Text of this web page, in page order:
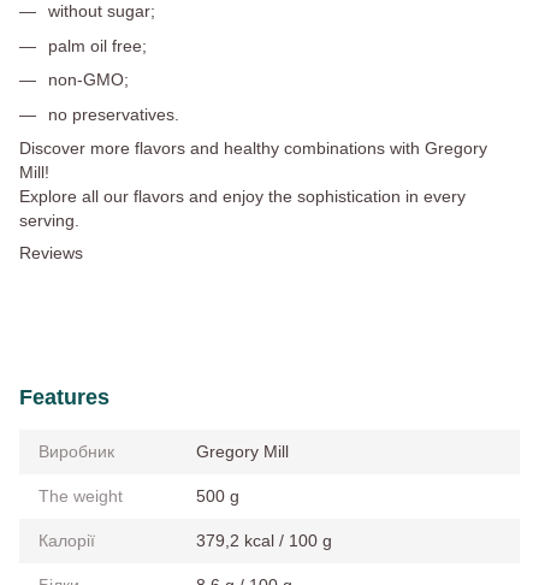
without sugar;
palm oil free;
non-GMO;
no preservatives.
Discover more flavors and healthy combinations with Gregory
Mill!
Explore all our flavors and enjoy the sophistication in every
serving.
Reviews
Features
Виробник Gregory Mill
The weight 500 g
Калорії 379,2 kcal / 100 g